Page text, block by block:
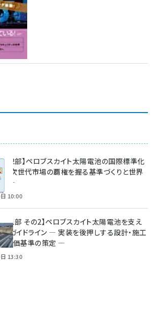
第2部】ペロブスカイト太陽電池の国際標準化
― 次世代市場の覇権を握る基準づくりと世界
―
10:00
第1部 その2】ペロブスカイト太陽電池を支え
のガイドライン ― 実装を後押しする設計・施工
評価基準の策定 ―
13:30